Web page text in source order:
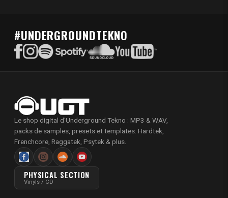
#UNDERGROUNDTEKNO
Le shop digital d'Underground Tekno : MP3 & WAV,
packs de samples, presets et templates. Hardtek,
Frenchcore, Raggatek, Psytek & plus.
PHYSICAL SECTION
Vinyls / CD